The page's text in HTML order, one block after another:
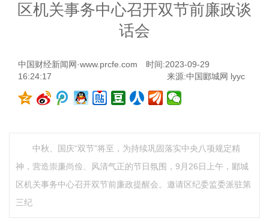
区机关事务中心召开双节前廉政谈
话会
中国财经新闻网·www.prcfe.com
时间:2023-09-29
16:24:17
来源:中国郾城网 lyyc
中秋、国庆“双节”将至，为持续巩固落实中央八项规定精
神，营造崇廉尚俭、风清气正的节日氛围，9月26日上午，郾城
区机关事务中心召开双节前廉政提醒会。邀请区纪委监委派驻第
三纪